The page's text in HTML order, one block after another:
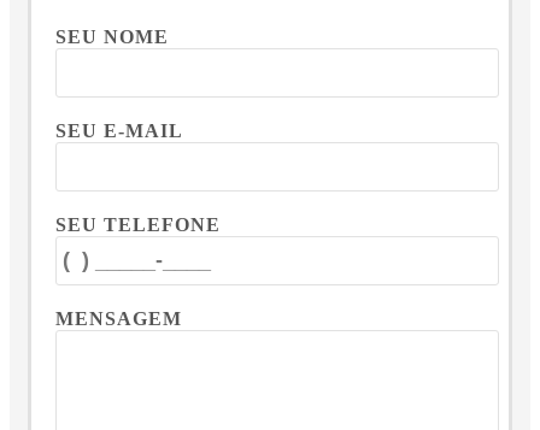
SEU NOME
SEU E-MAIL
SEU TELEFONE
MENSAGEM